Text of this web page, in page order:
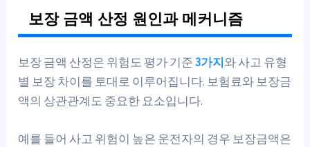
보장 금액 산정 원인과 메커니즘
보장 금액 산정은 위험도 평가 기준3가지와 사고 유형
별 보장 차이를 토대로 이루어집니다. 보험료와 보장금
액의 상관관계도 중요한 요소입니다.
예를 들어 사고 위험이 높은 운전자의 경우 보장금액은